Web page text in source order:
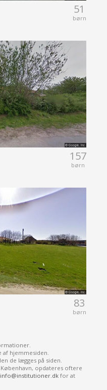
51
børn
157
børn
83
børn
af hjemmesiden.
de lægges på siden.
opdateres oftere
info@institutioner.dkfor at